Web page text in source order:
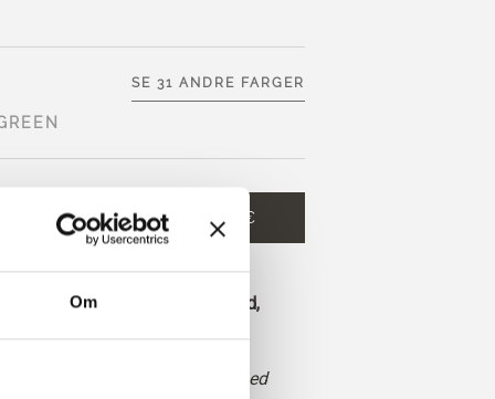
Om
SE 31 ANDRE FARGER
8,60 €
og få gratis frakt innen EU!
legges inn før kl. 13.00 norsk tid,
dempet, jordnær grønnfarge med